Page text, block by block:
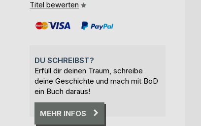
Titel bewerten
DU SCHREIBST?
Erfüll dir deinen Traum, schreibe
deine Geschichte und mach mit BoD
ein Buch daraus!
MEHR INFOS